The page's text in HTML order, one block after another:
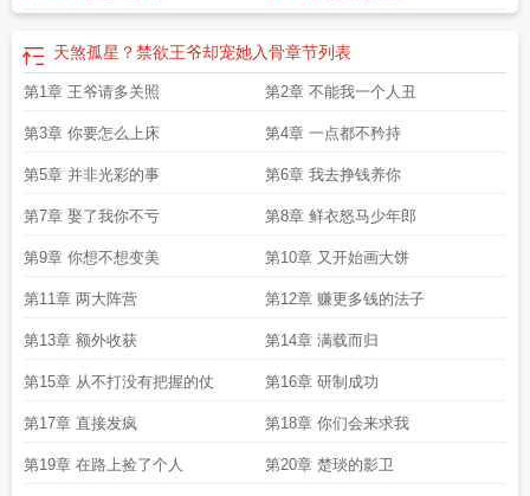
天煞孤星？禁欲王爷却宠她入骨章节列表
第1章 王爷请多关照 第2章 不能我一个人丑
第3章 你要怎么上床 第4章 一点都不矜持
第5章 并非光彩的事 第6章 我去挣钱养你
第7章 娶了我你不亏 第8章 鲜衣怒马少年郎
第9章 你想不想变美 第10章 又开始画大饼
第11章 两大阵营 第12章 赚更多钱的法子
第13章 额外收获 第14章 满载而归
第15章 从不打没有把握的仗 第16章 研制成功
第17章 直接发疯 第18章 你们会来求我
第19章 在路上捡了个人 第20章 楚琰的影卫